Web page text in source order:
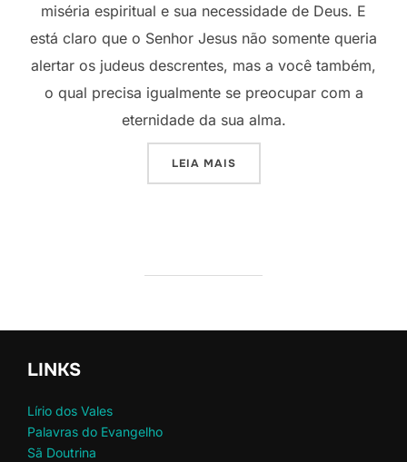
miséria espiritual e sua necessidade de Deus. E
está claro que o Senhor Jesus não somente queria
alertar os judeus descrentes, mas a você também,
o qual precisa igualmente se preocupar com a
eternidade da sua alma.
LEIA MAIS“O ESTADO DE TORMENTO”
LINKS
Lírio dos Vales
Palavras do Evangelho
Sã Doutrina